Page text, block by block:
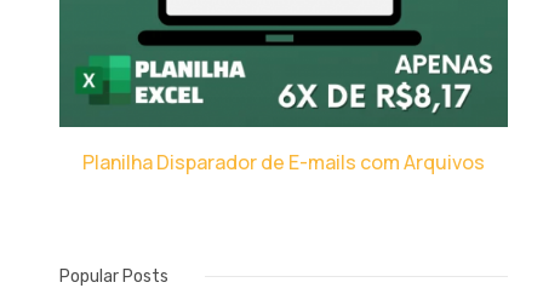
Planilha Disparador de E-mails com Arquivos
Popular Posts